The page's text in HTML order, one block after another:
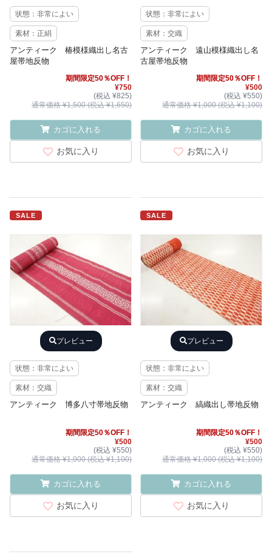
状態：非常によい
素材：正絹
アンティーク 椿模様織出し名古
屋帯地反物
期間限定50％OFF！
¥750
(税込 ¥825)
通常価格 ¥1,500 (税込 ¥1,650)
カゴに入れる
お気に入り
状態：非常によい
素材：交織
アンティーク 遠山模様織出し名
古屋帯地反物
期間限定50％OFF！
¥500
(税込 ¥550)
通常価格 ¥1,000 (税込 ¥1,100)
カゴに入れる
お気に入り
SALE
プレビュー
状態：非常によい
素材：交織
アンティーク 博多八寸帯地反物
期間限定50％OFF！
¥500
(税込 ¥550)
通常価格 ¥1,000 (税込 ¥1,100)
カゴに入れる
お気に入り
SALE
プレビュー
状態：非常によい
素材：交織
アンティーク 縞織出し帯地反物
期間限定50％OFF！
¥500
(税込 ¥550)
通常価格 ¥1,000 (税込 ¥1,100)
カゴに入れる
お気に入り